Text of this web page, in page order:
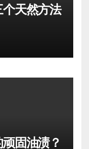
天然方法
固油渍？